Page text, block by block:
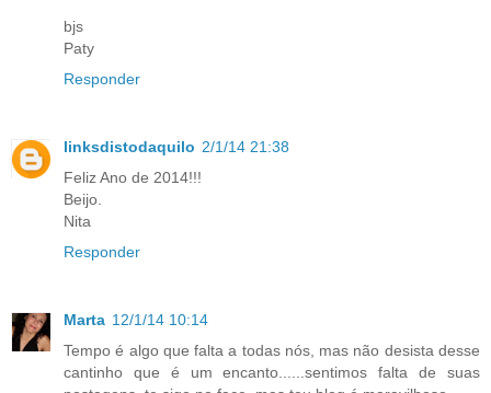
bjs
Paty
Responder
linksdistodaquilo 2/1/14 21:38
Feliz Ano de 2014!!!
Beijo.
Nita
Responder
Marta 12/1/14 10:14
Tempo é algo que falta a todas nós, mas não desista desse
cantinho que é um encanto......sentimos falta de suas